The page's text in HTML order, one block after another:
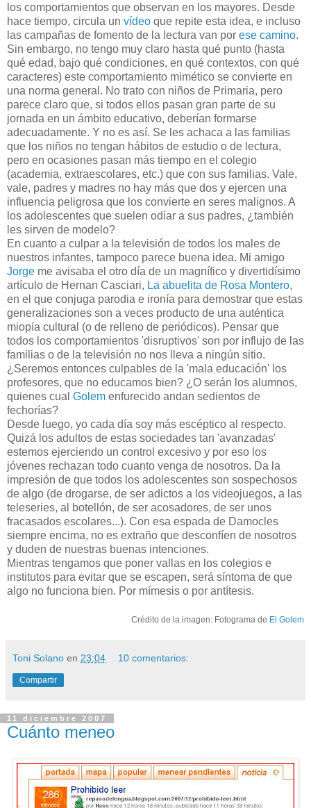
los comportamientos que observan en los mayores. Desde
hace tiempo, circula un vídeo que repite esta idea, e incluso
las campañas de fomento de la lectura van por ese camino.
Sin embargo, no tengo muy claro hasta qué punto (hasta
qué edad, bajo qué condiciones, en qué contextos, con qué
caracteres) este comportamiento mimético se convierte en
una norma general. No trato con niños de Primaria, pero
parece claro que, si todos ellos pasan gran parte de su
jornada en un ámbito educativo, deberían formarse
adecuadamente. Y no es así. Se les achaca a las familias
que los niños no tengan hábitos de estudio o de lectura,
pero en ocasiones pasan más tiempo en el colegio
(academia, extraescolares, etc.) que con sus familias. Vale,
vale, padres y madres no hay más que dos y ejercen una
influencia peligrosa que los convierte en seres malignos. A
los adolescentes que suelen odiar a sus padres, ¿también
les sirven de modelo?
En cuanto a culpar a la televisión de todos los males de
nuestros infantes, tampoco parece buena idea. Mi amigo
Jorge me avisaba el otro día de un magnífico y divertidísimo
artículo de Hernan Casciari, La abuelita de Rosa Montero,
en el que conjuga parodia e ironía para demostrar que estas
generalizaciones son a veces producto de una auténtica
miopía cultural (o de relleno de periódicos). Pensar que
todos los comportamientos 'disruptivos' son por influjo de las
familias o de la televisión no nos lleva a ningún sitio.
¿Seremos entonces culpables de la 'mala educación' los
profesores, que no educamos bien? ¿O serán los alumnos,
quienes cual Golem enfurecido andan sedientos de
fechorías?
Desde luego, yo cada día soy más escéptico al respecto.
Quizá los adultos de estas sociedades tan 'avanzadas'
estemos ejerciendo un control excesivo y por eso los
jóvenes rechazan todo cuanto venga de nosotros. Da la
impresión de que todos los adolescentes son sospechosos
de algo (de drogarse, de ser adictos a los videojuegos, a las
teleseries, al botellón, de ser acosadores, de ser unos
fracasados escolares...). Con esa espada de Damocles
siempre encima, no es extraño que desconfíen de nosotros
y duden de nuestras buenas intenciones.
Mientras tengamos que poner vallas en los colegios e
institutos para evitar que se escapen, será síntoma de que
algo no funciona bien. Por mímesis o por antítesis.
Crédito de la imagen: Fotograma de El Golem
Toni Solano en 23:04 10 comentarios:
Compartir
11 diciembre 2007
Cuánto meneo